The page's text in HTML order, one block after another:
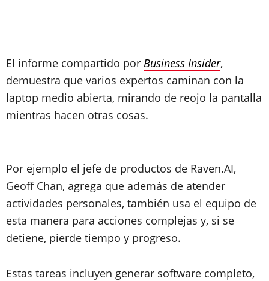
El informe compartido por Business Insider,
demuestra que varios expertos caminan con la
laptop medio abierta, mirando de reojo la pantalla
mientras hacen otras cosas.
Por ejemplo el jefe de productos de Raven.AI,
Geoff Chan, agrega que además de atender
actividades personales, también usa el equipo de
esta manera para acciones complejas y, si se
detiene, pierde tiempo y progreso.
Estas tareas incluyen generar software completo,